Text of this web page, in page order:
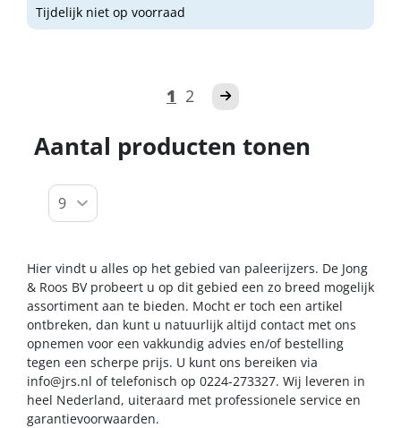
Tijdelijk niet op voorraad
1 2
Aantal producten tonen
Hier vindt u alles op het gebied van paleerijzers. De Jong
& Roos BV probeert u op dit gebied een zo breed mogelijk
assortiment aan te bieden. Mocht er toch een artikel
ontbreken, dan kunt u natuurlijk altijd contact met ons
opnemen voor een vakkundig advies en/of bestelling
tegen een scherpe prijs. U kunt ons bereiken via
info@jrs.nl of telefonisch op 0224-273327. Wij leveren in
heel Nederland, uiteraard met professionele service en
garantievoorwaarden.